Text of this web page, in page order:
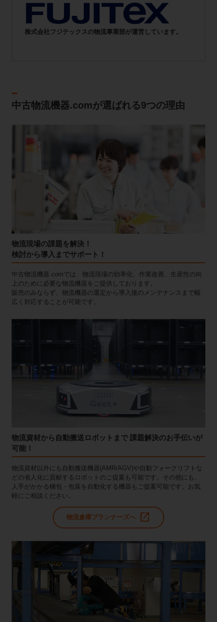
株式会社フジテックスの物流事業部が運営しています。
中古物流機器.comが選ばれる9つの理由
物流現場の課題を解決！
検討から導入までサポート！
中古物流機器.comでは、物流現場の効率化、作業改善、生産性の向
上のために必要な物流機器をご提供しております。
販売のみならず、物流機器の選定から導入後のメンテナンスまで幅
広く対応することが可能です。
物流資材から自動搬送ロボットまで 課題解決のお手伝いが
可能！
物流資材以外にも自動搬送機器(AMR/AGV)や自動フォークリフトな
どの省人化に貢献するロボットのご提案も可能です。その他にも、
人手がかかる梱包・包装を自動化する機器もご提案可能です。お気
軽にご相談ください。
物流倉庫プランナーズへ open_in_new